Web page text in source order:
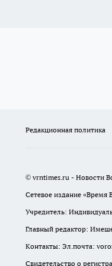
Редакционная политика
© vrntimes.ru - Новости
Сетевое издание «Время
Учредитель:
Главный редактор:
Контакты: Эл.почта:
Свидетельство о